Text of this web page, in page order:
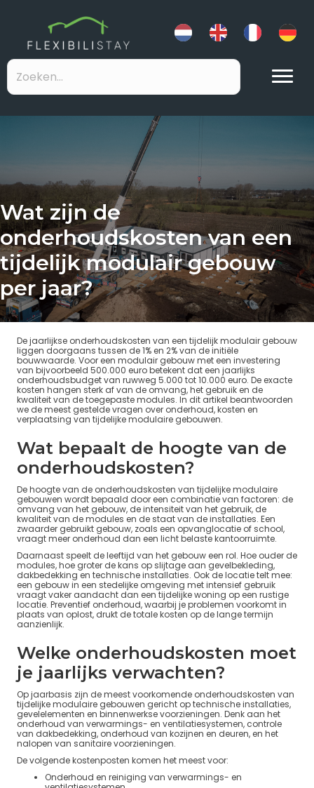
Wat zijn de
onderhoudskosten van een
tijdelijk modulair gebouw
per jaar?
De jaarlijkse onderhoudskosten van een tijdelijk modulair gebouw
liggen doorgaans tussen de 1% en 2% van de initiële
bouwwaarde. Voor een modulair gebouw met een investering
van bijvoorbeeld 500.000 euro betekent dat een jaarlijks
onderhoudsbudget van ruwweg 5.000 tot 10.000 euro. De exacte
kosten hangen sterk af van de omvang, het gebruik en de
kwaliteit van de toegepaste modules. In dit artikel beantwoorden
we de meest gestelde vragen over onderhoud, kosten en
verplaatsing van tijdelijke modulaire gebouwen.
Wat bepaalt de hoogte van de
onderhoudskosten?
De hoogte van de onderhoudskosten van tijdelijke modulaire
gebouwen wordt bepaald door een combinatie van factoren: de
omvang van het gebouw, de intensiteit van het gebruik, de
kwaliteit van de modules en de staat van de installaties. Een
zwaarder gebruikt gebouw, zoals een opvanglocatie of school,
vraagt meer onderhoud dan een licht belaste kantoorruimte.
Daarnaast speelt de leeftijd van het gebouw een rol. Hoe ouder de
modules, hoe groter de kans op slijtage aan gevelbekleding,
dakbedekking en technische installaties. Ook de locatie telt mee:
een gebouw in een stedelijke omgeving met intensief gebruik
vraagt vaker aandacht dan een tijdelijke woning op een rustige
locatie. Preventief onderhoud, waarbij je problemen voorkomt in
plaats van oplost, drukt de totale kosten op de lange termijn
aanzienlijk.
Welke onderhoudskosten moet
je jaarlijks verwachten?
Op jaarbasis zijn de meest voorkomende onderhoudskosten van
tijdelijke modulaire gebouwen gericht op technische installaties,
gevelelementen en binnenwerkse voorzieningen. Denk aan het
onderhoud van verwarmings- en ventilatiesystemen, controle
van dakbedekking, onderhoud van kozijnen en deuren, en het
nalopen van sanitaire voorzieningen.
De volgende kostenposten komen het meest voor:
Onderhoud en reiniging van verwarmings- en